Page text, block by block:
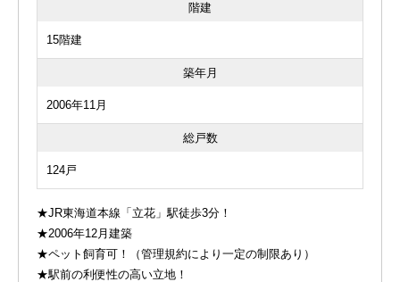
階建
15階建
築年月
2006年11月
総戸数
124戸
★JR東海道本線「立花」駅徒歩3分！
★2006年12月建築
★ペット飼育可！（管理規約により一定の制限あり）
★駅前の利便性の高い立地！